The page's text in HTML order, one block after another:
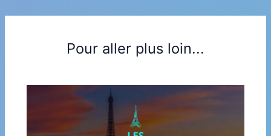
Pour aller plus loin...